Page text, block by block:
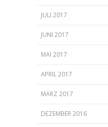
JULI 2017
JUNI 2017
MAI 2017
APRIL 2017
MÄRZ 2017
DEZEMBER 2016